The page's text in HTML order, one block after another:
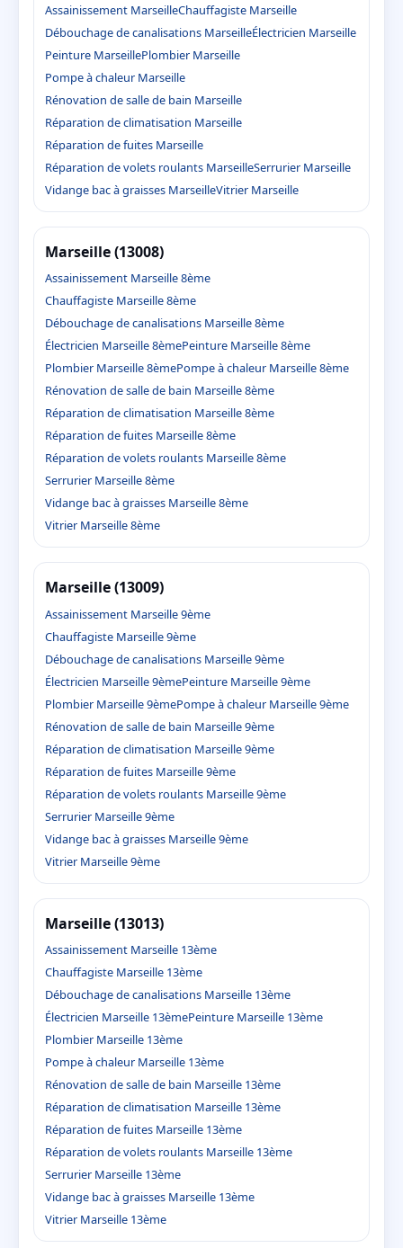
Assainissement MarseilleChauffagiste Marseille
Débouchage de canalisations MarseilleÉlectricien Marseille
Peinture MarseillePlombier Marseille
Pompe à chaleur Marseille
Rénovation de salle de bain Marseille
Réparation de climatisation Marseille
Réparation de fuites Marseille
Réparation de volets roulants MarseilleSerrurier Marseille
Vidange bac à graisses MarseilleVitrier Marseille
Marseille (13008)
Assainissement Marseille 8ème
Chauffagiste Marseille 8ème
Débouchage de canalisations Marseille 8ème
Électricien Marseille 8èmePeinture Marseille 8ème
Plombier Marseille 8èmePompe à chaleur Marseille 8ème
Rénovation de salle de bain Marseille 8ème
Réparation de climatisation Marseille 8ème
Réparation de fuites Marseille 8ème
Réparation de volets roulants Marseille 8ème
Serrurier Marseille 8ème
Vidange bac à graisses Marseille 8ème
Vitrier Marseille 8ème
Marseille (13009)
Assainissement Marseille 9ème
Chauffagiste Marseille 9ème
Débouchage de canalisations Marseille 9ème
Électricien Marseille 9èmePeinture Marseille 9ème
Plombier Marseille 9èmePompe à chaleur Marseille 9ème
Rénovation de salle de bain Marseille 9ème
Réparation de climatisation Marseille 9ème
Réparation de fuites Marseille 9ème
Réparation de volets roulants Marseille 9ème
Serrurier Marseille 9ème
Vidange bac à graisses Marseille 9ème
Vitrier Marseille 9ème
Marseille (13013)
Assainissement Marseille 13ème
Chauffagiste Marseille 13ème
Débouchage de canalisations Marseille 13ème
Électricien Marseille 13èmePeinture Marseille 13ème
Plombier Marseille 13ème
Pompe à chaleur Marseille 13ème
Rénovation de salle de bain Marseille 13ème
Réparation de climatisation Marseille 13ème
Réparation de fuites Marseille 13ème
Réparation de volets roulants Marseille 13ème
Serrurier Marseille 13ème
Vidange bac à graisses Marseille 13ème
Vitrier Marseille 13ème